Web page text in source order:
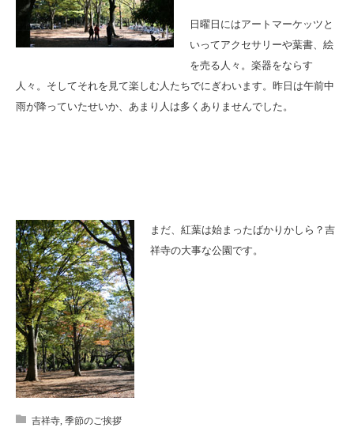
日曜日にはアートマーケッツと
いってアクセサリーや葉書、絵
を売る人々。楽器をならす
人々。そしてそれを見て楽しむ人たちでにぎわいます。昨日は午前中
雨が降っていたせいか、あまり人は多くありませんでした。
まだ、紅葉は始まったばかりかしら？吉
祥寺の大事な公園です。
吉祥寺, 季節のご挨拶